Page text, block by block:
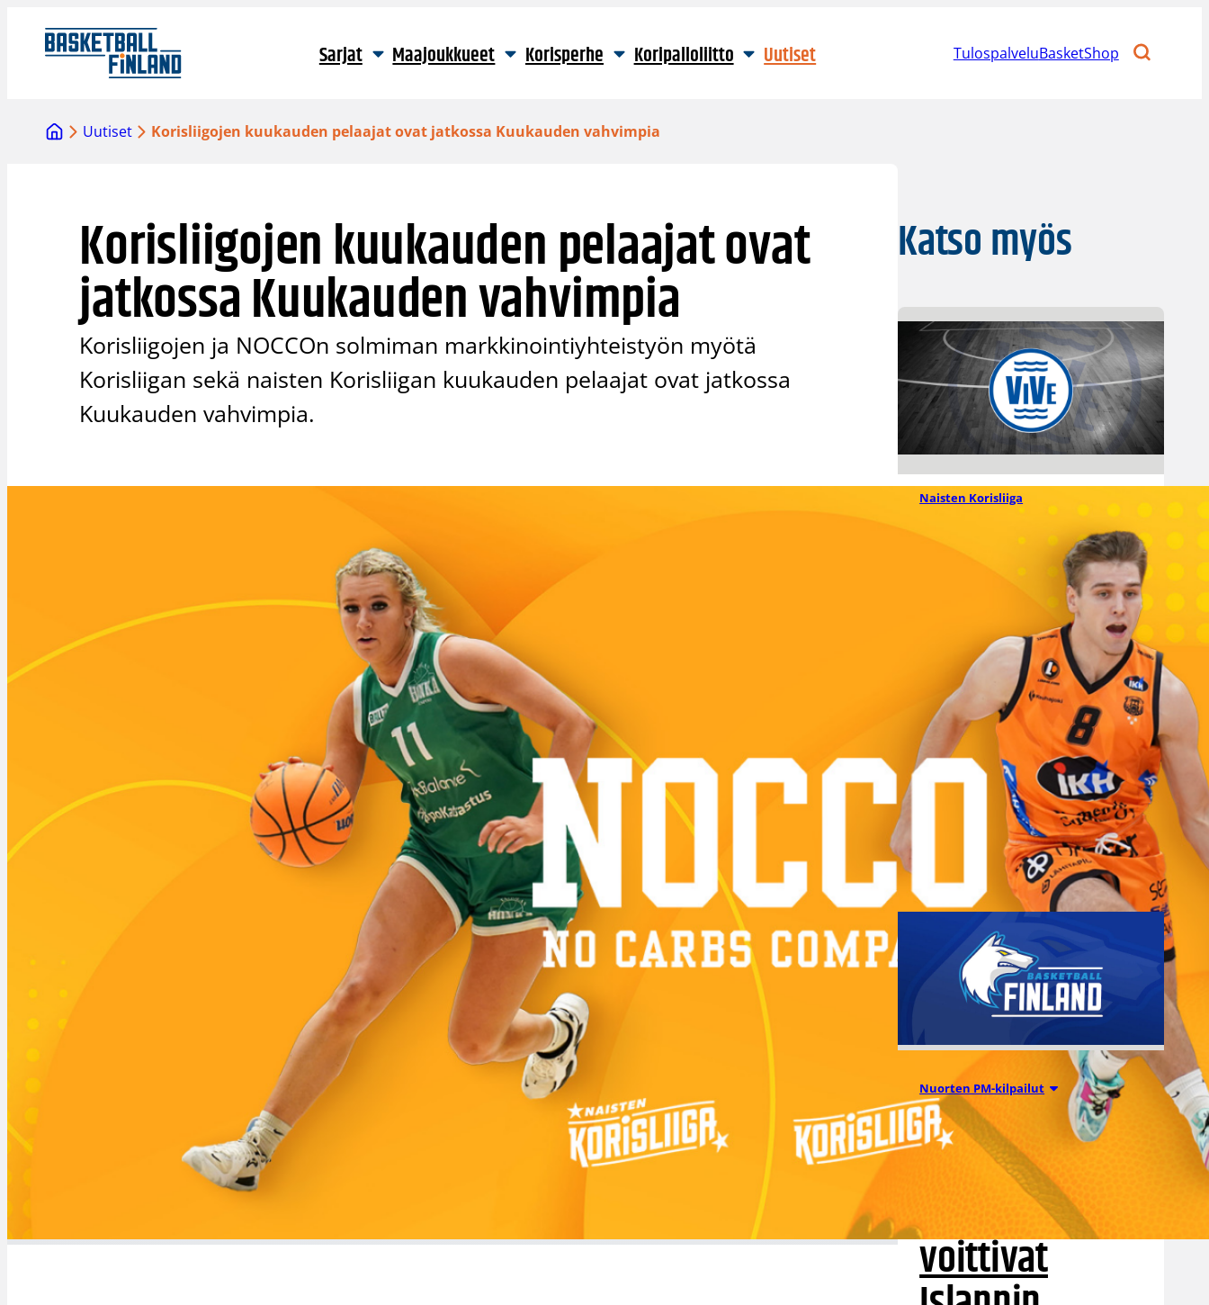
sisältöön
Sarjat Maajoukkueet Korisperhe Koripalloliitto Uutiset TulospalveluBasketShop
Uutiset Korisliigojen kuukauden pelaajat ovat jatkossa Kuukauden vahvimpia
Korisliigojen kuukauden pelaajat ovat
jatkossa Kuukauden vahvimpia
Korisliigojen ja NOCCOn solmiman markkinointiyhteistyön myötä
Korisliigan sekä naisten Korisliigan kuukauden pelaajat ovat jatkossa
Kuukauden vahvimpia.
Katso myös
Naisten Korisliiga
Melanie Hoyt
Vimpelin
Vedon
sentteriksi
Naisten Korisliiga-kauteen
valmistautuva Vimpelin Veto on
tehnyt pelaajasopimuksen
yhdysvaltalaispelaaja Melanie
Hoytin kanssa.
Nuorten PM-kilpailut
05.08.2026 20:08
Suomen 15-
vuotiaat tytöt
voittivat